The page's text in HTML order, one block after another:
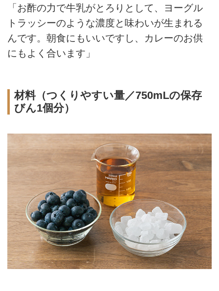
「お酢の力で牛乳がとろりとして、ヨーグル
トラッシーのような濃度と味わいが生まれる
んです。朝食にもいいですし、カレーのお供
にもよく合います」
材料（つくりやすい量／750mLの保存
びん1個分）